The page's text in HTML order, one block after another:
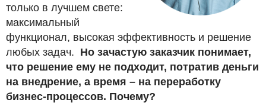
только в лучшем свете:
максимальный
функционал, высокая эффективность и решение
любых задач. Но зачастую заказчик понимает,
что решение ему не подходит, потратив деньги
на внедрение, а время – на переработку
бизнес-процессов. Почему?